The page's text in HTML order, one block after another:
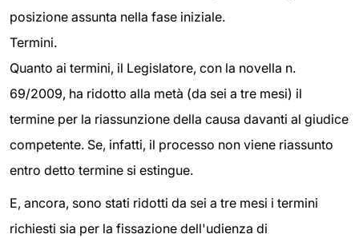
posizione assunta nella fase iniziale.
Termini.
Quanto ai termini, il Legislatore, con la novella n.
69/2009, ha ridotto alla metà (da sei a tre mesi) il
termine per la riassunzione della causa davanti al giudice
competente. Se, infatti, il processo non viene riassunto
entro detto termine si estingue.
E, ancora, sono stati ridotti da sei a tre mesi i termini
richiesti sia per la fissazione dell'udienza di